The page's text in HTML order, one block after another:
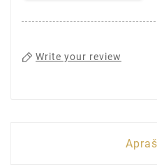
Write your review